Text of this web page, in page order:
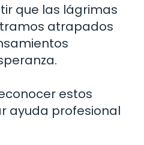
que las lágrimas
atrapados
estos
ayuda profesional